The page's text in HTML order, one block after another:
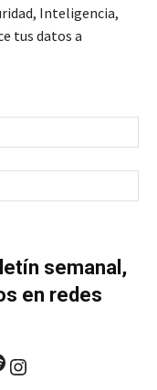
Inteligencia,
tus datos a
semanal,
en redes
Instagram